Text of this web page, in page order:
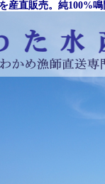
を産直販売。 純100%